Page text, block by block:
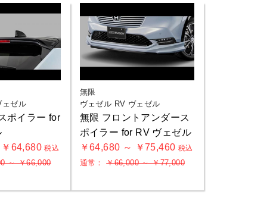
ェゼル
ポイラー for
￥64,680税込
～ ￥66,000
無限
ヴェゼル RV ヴェゼル
無限 フロントアンダース
ポイラー for RV ヴェゼル
￥64,680 ～ ￥75,460 税込
通常：￥66,000 ～ ￥77,000